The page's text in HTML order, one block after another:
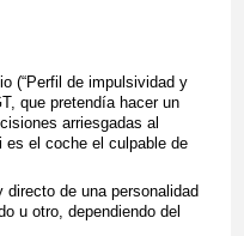
(“Perfil de impulsividad y
que pretendía hacer un
arriesgadas al
es el coche el culpable de
de una personalidad
u otro, dependiendo del